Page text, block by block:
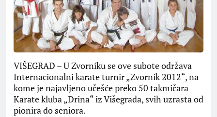
VIŠEGRAD – U Zvorniku se ove subote održava
Internacionalni karate turnir „Zvornik 2012“, na
kome je najavljeno učešće preko 50 takmičara
Karate kluba „Drina“ iz Višegrada, svih uzrasta od
pionira do seniora.